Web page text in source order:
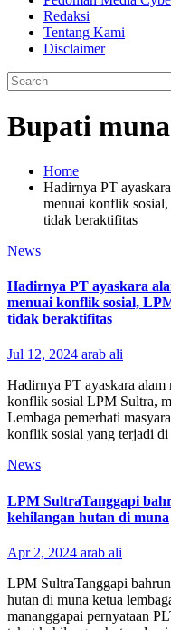
Redaksi
Tentang Kami
Disclaimer
Bupati muna
Home
Hadirnya PT
menuai konflik
tidak beraktifitas
News
Hadirnya PT ayaskara
menuai konflik sosial,
tidak beraktifitas
Jul 12, 2024 arab ali
Hadirnya PT ayaskara alam
konflik sosial LPM Sultra,
Lembaga pemerhati
konflik sosial yang terjadi
News
LPM SultraTanggapi
kehilangan hutan di muna
Apr 2, 2024 arab ali
LPM SultraTanggapi
hutan di muna ketua
mananggapai pernyataan